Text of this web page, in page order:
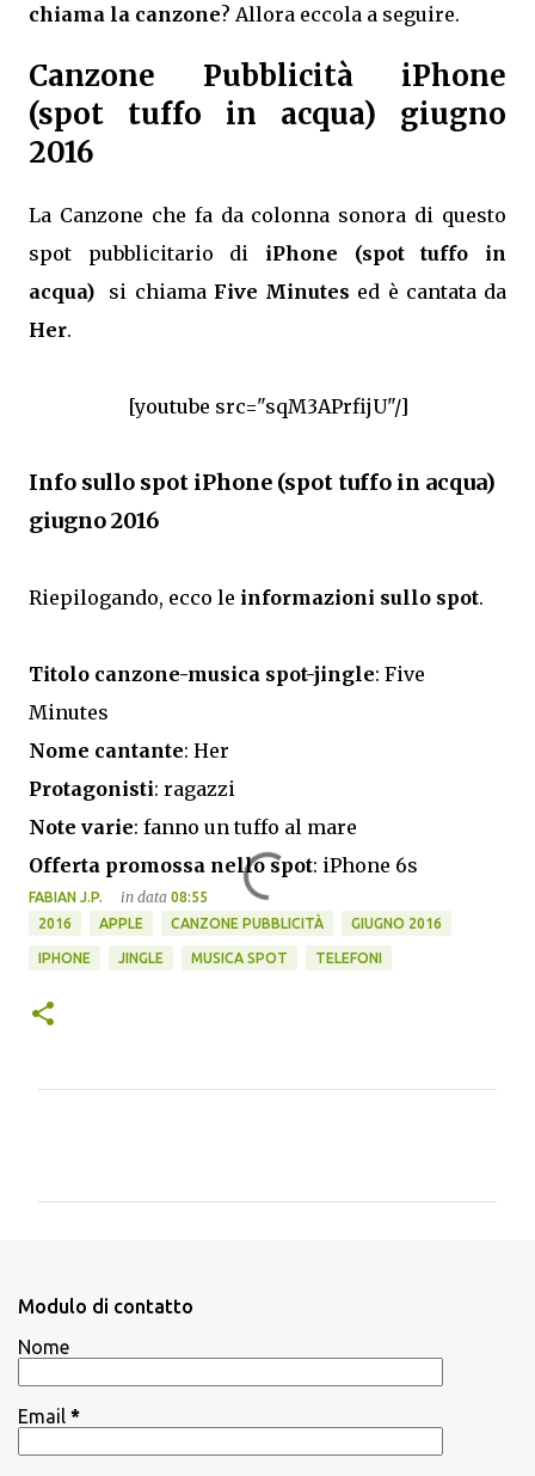
chiama la canzone? Allora eccola a seguire.
Canzone Pubblicità iPhone
(spot tuffo in acqua) giugno
2016
La Canzone che fa da colonna sonora di questo
spot pubblicitario di iPhone (spot tuffo in
acqua) si chiama Five Minutes ed è cantata da
Her.
[youtube src="sqM3APrfijU"/]
Info sullo spot iPhone (spot tuffo in acqua)
giugno 2016
Riepilogando, ecco le informazioni sullo spot.
Titolo canzone-musica spot-jingle: Five
Minutes
Nome cantante: Her
Protagonisti: ragazzi
Note varie: fanno un tuffo al mare
Offerta promossa nello spot: iPhone 6s
FABIAN J.P. in data 08:55
2016
APPLE CANZONE PUBBLICITÀ GIUGNO 2016
IPHONE JINGLE MUSICA SPOT TELEFONI
i
Modulo di contatto
Nome
Email *